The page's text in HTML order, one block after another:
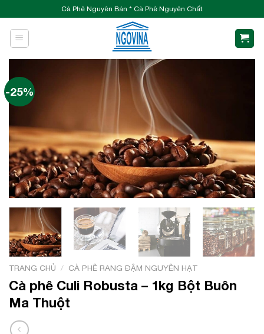
to
content
Cà Phê Nguyên Bản * Cà Phê Nguyên Chất
-25%
TRANG CHỦ / CÀ PHÊ RANG ĐẬM NGUYÊN HẠT
Cà phê Culi Robusta – 1kg Bột Buôn
Ma Thuột